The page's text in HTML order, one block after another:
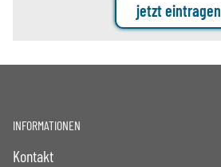
jetzt eintragen
INFORMATIONEN
Kontakt